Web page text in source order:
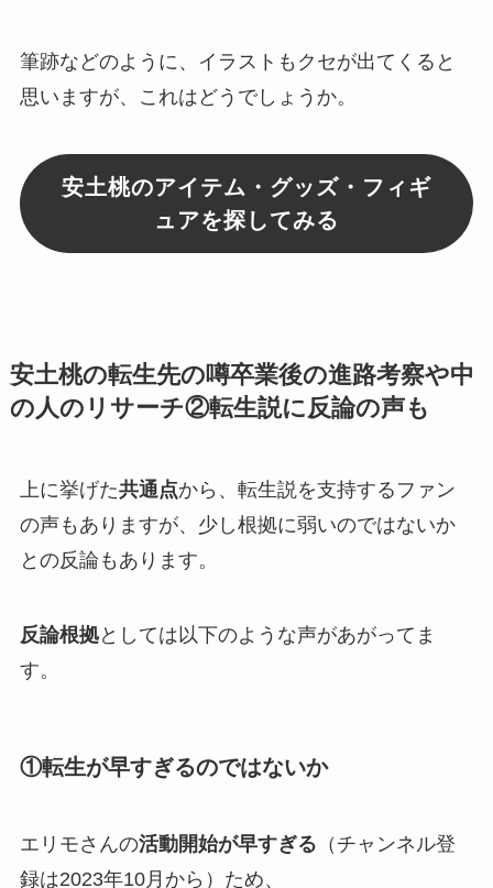
筆跡などのように、 イラストもクセが出てくる と
思いますが、これはどうでしょうか。
安土桃のアイテム・グッズ・フィギ
ュアを探してみる
安土桃の転生先の噂卒業後の進路考察や中
の人のリサーチ②転生説に反論の声も
上に挙げた共通点から、 転生説を支持するファン
の声もありますが、 少し根拠に弱いのではないか
との反論もあります。
反論根拠としては以下のような声があがってま
す。
①転生が早すぎるのではないか
エリモさんの活動開始が早すぎる （チャンネル登
録は2023年10月 から）ため、